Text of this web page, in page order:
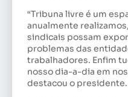
“Tribuna livre é um
anualmente
sindicais possam
problemas das
trabalhadores. Enfim
nosso dia-a-dia em
destacou o presidente.